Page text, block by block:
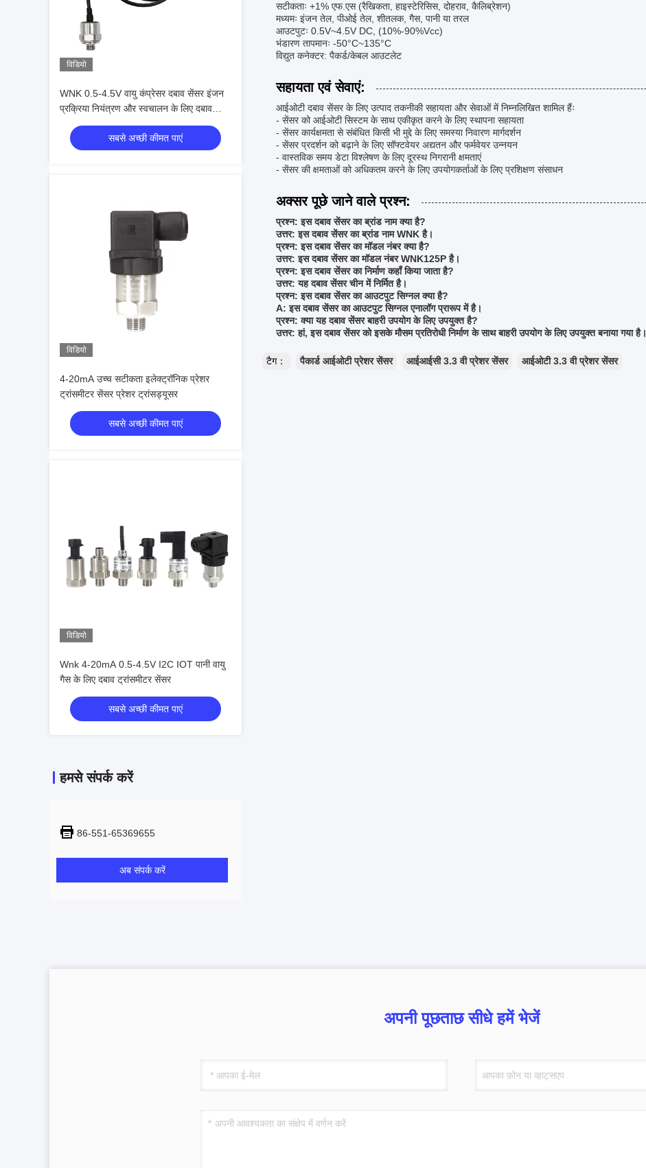
विडियो
WNK 0.5-4.5V वायु कंप्रेसर दबाव सेंसर इंजन
प्रक्रिया नियंत्रण और स्वचालन के लिए दबाव
ट्रांसमीटर
सबसे अच्छी कीमत पाएं
विडियो
4-20mA उच्च सटीकता इलेक्ट्रॉनिक प्रेशर
ट्रांसमीटर सेंसर प्रेशर ट्रांसड्यूसर
सबसे अच्छी कीमत पाएं
विडियो
Wnk 4-20mA 0.5-4.5V I2C IOT पानी वायु
गैस के लिए दबाव ट्रांसमीटर सेंसर
सबसे अच्छी कीमत पाएं
हमसे संपर्क करें
86-551-65369655
अब संपर्क करें
सटीकताः +1% एफ.एस (रैखिकता, हाइस्टेरिसिस, दोहराव, कैलिब्रेशन)
मध्यमः इंजन तेल, पीओई तेल, शीतलक, गैस, पानी या तरल
आउटपुटः 0.5V~4.5V DC, (10%-90%Vcc)
भंडारण तापमानः -50°C~135°C
विद्युत कनेक्टर: पैकर्ड/केबल आउटलेट
सहायता एवं सेवाएं:
आईओटी दबाव सेंसर के लिए उत्पाद तकनीकी सहायता और सेवाओं में निम्नलिखित शामिल हैंः
- सेंसर को आईओटी सिस्टम के साथ एकीकृत करने के लिए स्थापना सहायता
- सेंसर कार्यक्षमता से संबंधित किसी भी मुद्दे के लिए समस्या निवारण मार्गदर्शन
- सेंसर प्रदर्शन को बढ़ाने के लिए सॉफ्टवेयर अद्यतन और फर्मवेयर उन्नयन
- वास्तविक समय डेटा विश्लेषण के लिए दूरस्थ निगरानी क्षमताएं
- सेंसर की क्षमताओं को अधिकतम करने के लिए उपयोगकर्ताओं के लिए प्रशिक्षण संसाधन
अक्सर पूछे जाने वाले प्रश्न:
प्रश्न: इस दबाव सेंसर का ब्रांड नाम क्या है?
उत्तर: इस दबाव सेंसर का ब्रांड नाम WNK है।
प्रश्न: इस दबाव सेंसर का मॉडल नंबर क्या है?
उत्तर: इस दबाव सेंसर का मॉडल नंबर WNK125P है।
प्रश्न: इस दबाव सेंसर का निर्माण कहाँ किया जाता है?
उत्तर: यह दबाव सेंसर चीन में निर्मित है।
प्रश्न: इस दबाव सेंसर का आउटपुट सिग्नल क्या है?
A: इस दबाव सेंसर का आउटपुट सिग्नल एनालॉग प्रारूप में है।
प्रश्न: क्या यह दबाव सेंसर बाहरी उपयोग के लिए उपयुक्त है?
उत्तर: हां, इस दबाव सेंसर को इसके मौसम प्रतिरोधी निर्माण के साथ बाहरी उपयोग के लिए उपयुक्त बनाया गया है।
टैग： पैकार्ड आईओटी प्रेशर सेंसर आईआईसी 3.3 वी प्रेशर सेंसर आईओटी 3.3 वी प्रेशर सेंसर
अपनी पूछताछ सीधे हमें भेजें